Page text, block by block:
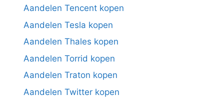
Aandelen Tencent kopen
Aandelen Tesla kopen
Aandelen Thales kopen
Aandelen Torrid kopen
Aandelen Traton kopen
Aandelen Twitter kopen